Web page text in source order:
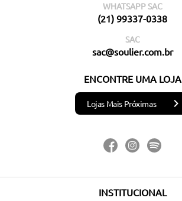
WHATSAPP SAC
(21) 99337-0338
SAC
sac@soulier.com.br
ENCONTRE UMA LOJA
Lojas Mais Próximas
INSTITUCIONAL